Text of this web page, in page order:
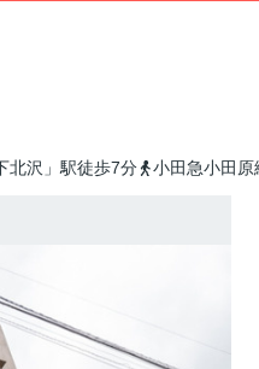
北沢」駅徒歩7分 小田急小田